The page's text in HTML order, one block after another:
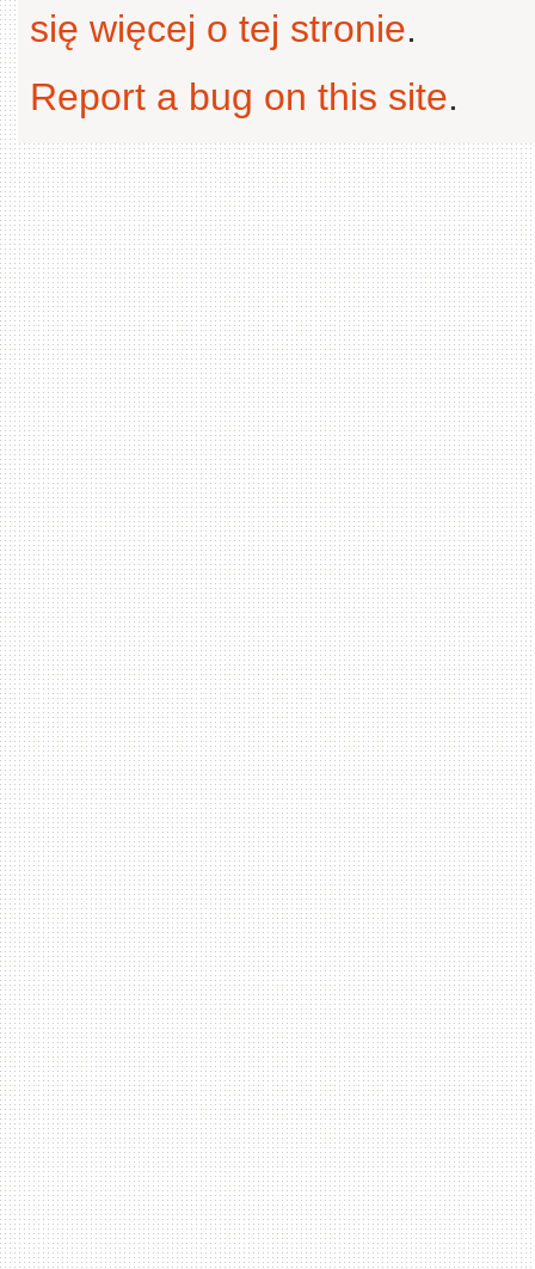
się więcej o tej stronie.
Report a bug on this site.